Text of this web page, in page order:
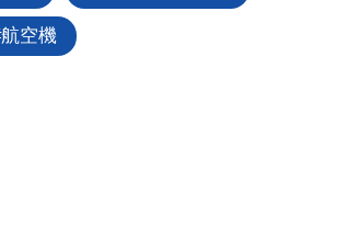
航空機